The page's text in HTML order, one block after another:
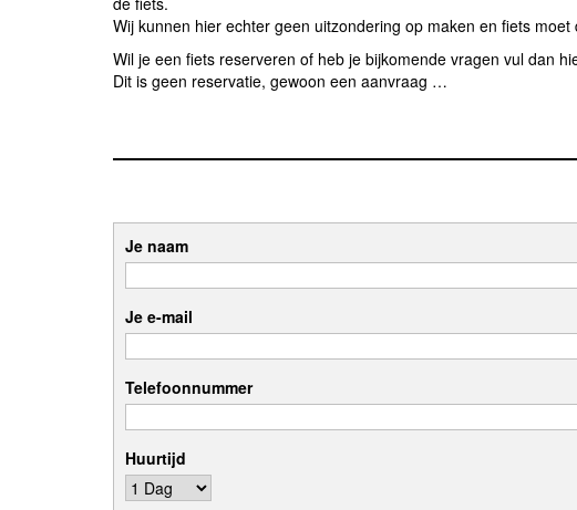
Wij kunnen hier echter geen uitzondering op maken en fiets moet
Wil je een fiets reserveren of heb je bijkomende vragen vul dan
Dit is geen reservatie, gewoon een aanvraag …
Je naam
Je e-mail
Telefoonnummer
Huurtijd